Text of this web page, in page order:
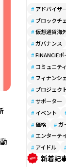
# アドバイザ
# ブロックチ
#仮想通貨海
#ガバナンス
#FiNANCiEポ
# コミュニテ
# フィナンシ
# プロジェク
#サポーター
# イベント
#価格 #ガ
# エンターテ
# アイドル
新着記